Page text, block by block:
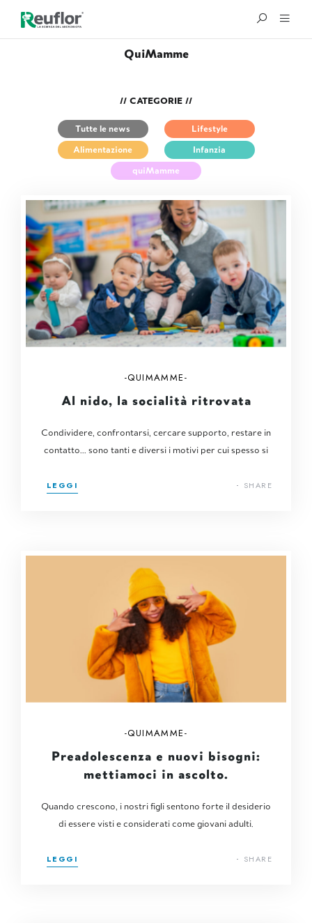
®
QuiMamme
// CATEGORIE //
Tutte le news
Lifestyle
Alimentazione
Infanzia
quiMamme
QUIMAMME
Al nido, la socialità ritrovata
Condividere, confrontarsi, cercare supporto, restare in
contatto... sono tanti e diversi i motivi per cui spesso si
LEGGI SHARE
QUIMAMME
Preadolescenza e nuovi bisogni:
mettiamoci in ascolto.
Quando crescono, i nostri figli sentono forte il desiderio
di essere visti e considerati come giovani adulti.
LEGGI SHARE